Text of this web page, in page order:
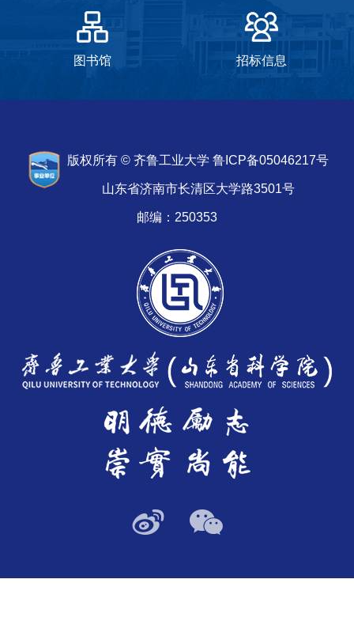
图书馆 招标信息
版权所有 © 齐鲁工业大学 鲁ICP备05046217号
山东省济南市长清区大学路3501号
邮编：250353